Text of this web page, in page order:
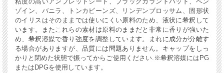
ゾイン、バニラ、トンカビーンズ、リンデンブロッサム、固形状
のイリスはそのままでは使いにくい原料のため、液状に希釈して
います。またこれらの素材は原料のままだと非常に香りが強いた
め、希釈溶媒で香り強度を調整しています。まれに成分が分離す
る場合がありますが、品質には問題ありません。キャップをしっ
かりと閉めた状態で振ってからご使用ください.※希釈溶媒にはPG
またはDPGを使用しています。